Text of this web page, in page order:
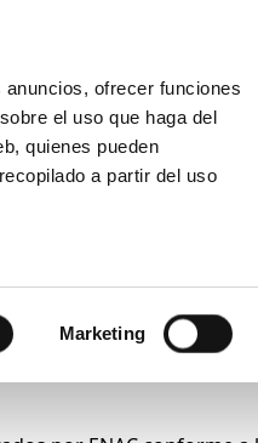
ofrecer funciones
el uso que haga del
quienes pueden
a partir del uso
Marketing